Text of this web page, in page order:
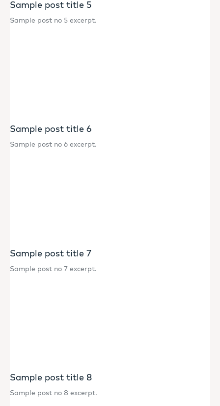
Sample post title 5
Sample post no 5 excerpt.
Sample post title 6
Sample post no 6 excerpt.
Sample post title 7
Sample post no 7 excerpt.
Sample post title 8
Sample post no 8 excerpt.